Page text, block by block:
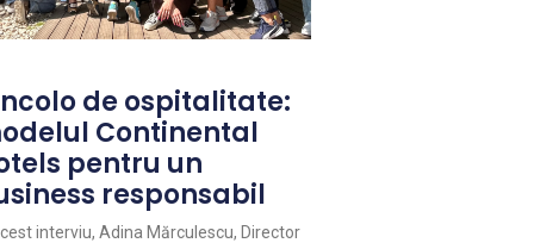
de ospitalitate:
Continental
pentru un
responsabil
interviu, Adina Mărculescu, Director